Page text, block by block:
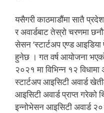
यसैगरी काठमाडौंमा सातै
र अवार्डबाट तेस्रो चरणमा
सेसन ‘स्टार्टअप एण्ड
हुनेछ । गत वर्ष आयोजना
२०२१ मा विभिन्न १२ विधामा
स्टार्टअप आइसिटी अवार्ड
आइसिटी अवार्ड प्राप्त गरेको
इन्नोभेसन आइसिटी अवार्ड